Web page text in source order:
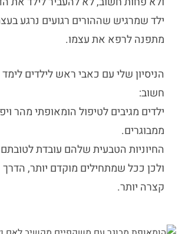
ילד שמרגיש שההורים רגועים נרגע
מתפנה לרפא את עצמו.
הניסיון שלי עם כאבי ראש לילדים
חשוב:
ילדים מגיבים לטיפול הומאופתי מהר
ממבוגרים.
החיוניות הטבעית שלהם עובדת
ולכן ככל שמתחילים מוקדם יותר, הדרך
קצרה יותר.